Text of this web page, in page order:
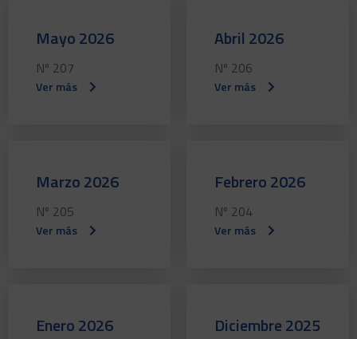
Mayo 2026
Nº 207
Ver más
Abril 2026
Nº 206
Ver más
Marzo 2026
Nº 205
Ver más
Febrero 2026
Nº 204
Ver más
Enero 2026 Diciembre 2025